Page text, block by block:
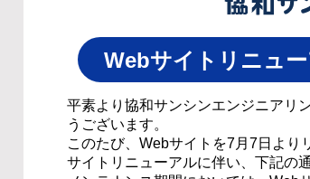
Webサイトリニュ
平素より協和サンシンエンジニアリ
うございます。
このたび、Webサイトを7月7日より
サイトリニューアルに伴い、下記の